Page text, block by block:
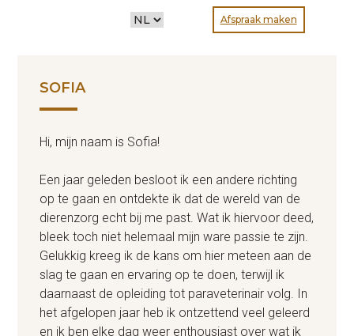
CHOOSE
Afspraak maken
SOFIA
Hi, mijn naam is Sofia!
Een jaar geleden besloot ik een andere richting
op te gaan en ontdekte ik dat de wereld van de
dierenzorg echt bij me past. Wat ik hiervoor deed,
bleek toch niet helemaal mijn ware passie te zijn.
Gelukkig kreeg ik de kans om hier meteen aan de
slag te gaan en ervaring op te doen, terwijl ik
daarnaast de opleiding tot paraveterinair volg. In
het afgelopen jaar heb ik ontzettend veel geleerd
en ik ben elke dag weer enthousiast over wat ik